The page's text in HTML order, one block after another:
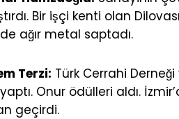
Bir işçi kenti olan
ağır metal saptadı.
Terzi: Türk Cerrahi
yaptı. Onur ödülleri aldı.
geçirdi.